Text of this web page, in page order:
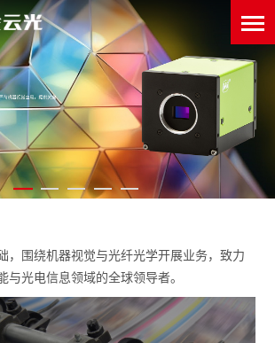
，围绕机器视觉与光纤光学开展业务，致力
与光电信息领域的全球领导者。